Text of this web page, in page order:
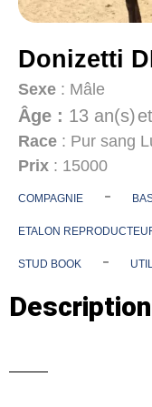
Donizetti
Sexe : Mâle
Âge : 13 an(s)
Race : Pur sang
Prix : 15000
COMPAGNIE -
ETALON
STUD BOOK -
Description